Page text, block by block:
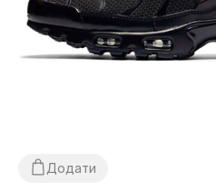
Розмірна сітка?
У нас великий асортимент
сантиметрам — це
Додати